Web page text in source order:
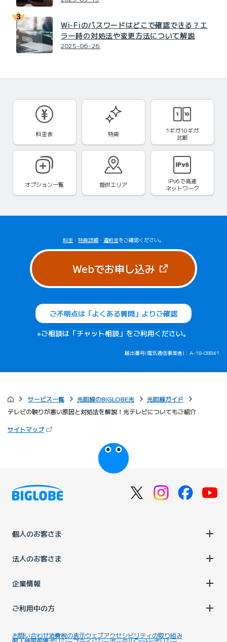
Wi-Fiのパスワードはどこで確認できる？エ
ラー時の対処法や変更方法について解説
2025-06-26
料金表 特典
1ギガ10ギガ
比較
オプション一覧 提供エリア IPv6で高速
ネットワーク
料金 ・ 特典詳細 ・ 違約金をご確認ください。
Webでお申し込み（新しいタブ
ご不明点は「よくある質問」よりご確認
※ご相談は「チャット相談」をご利用ください。
届出番号(電気通信事業者)：A-18-08841
サービス一覧 光回線のBIGLOBE光
光回線ガイド
テレビの映りが悪い原因と対処法を解説！光テレビについてもご紹介
サイトマップ（新しいタブで開きます）
びっぷるのページ
個人のお客さま
法人のお客さま
企業情報
ご利用中の方
お問い合わせ消費税の表示ウェブアクセシビリティの取り組み